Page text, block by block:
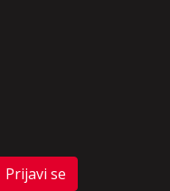
Prijavi se